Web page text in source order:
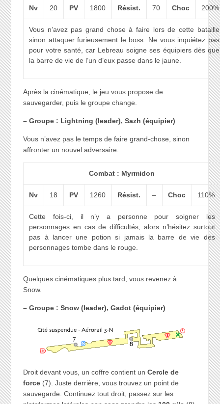
Nv 20 PV 1800 Résist. 70 Choc 200%
Vous n’avez pas grand chose à faire lors de cette bataille
sinon attaquer furieusement le boss. Ne vous inquiétez pas
pour votre santé, car Lebreau soigne ses équipiers dès que
la barre de vie de l’un d’eux passe dans le jaune.
Après la cinématique, le jeu vous propose de
sauvegarder, puis le groupe change.
– Groupe : Lightning (leader), Sazh (équipier)
Vous n’avez pas le temps de faire grand-chose, sinon
affronter un nouvel adversaire.
Combat : Myrmidon
Nv 18 PV 1260 Résist. – Choc 110%
Cette fois-ci, il n’y a personne pour soigner les
personnages en cas de difficultés, alors n’hésitez surtout
pas à lancer une potion si jamais la barre de vie des
personnages tombe dans le rouge.
Quelques cinématiques plus tard, vous revenez à
Snow.
– Groupe : Snow (leader), Gadot (équipier)
Droit devant vous, un coffre contient un Cercle de
force(7). Juste derrière, vous trouvez un point de
sauvegarde. Continuez tout droit, passez sur les